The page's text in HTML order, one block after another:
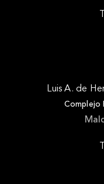
Luis A. de
Complejo